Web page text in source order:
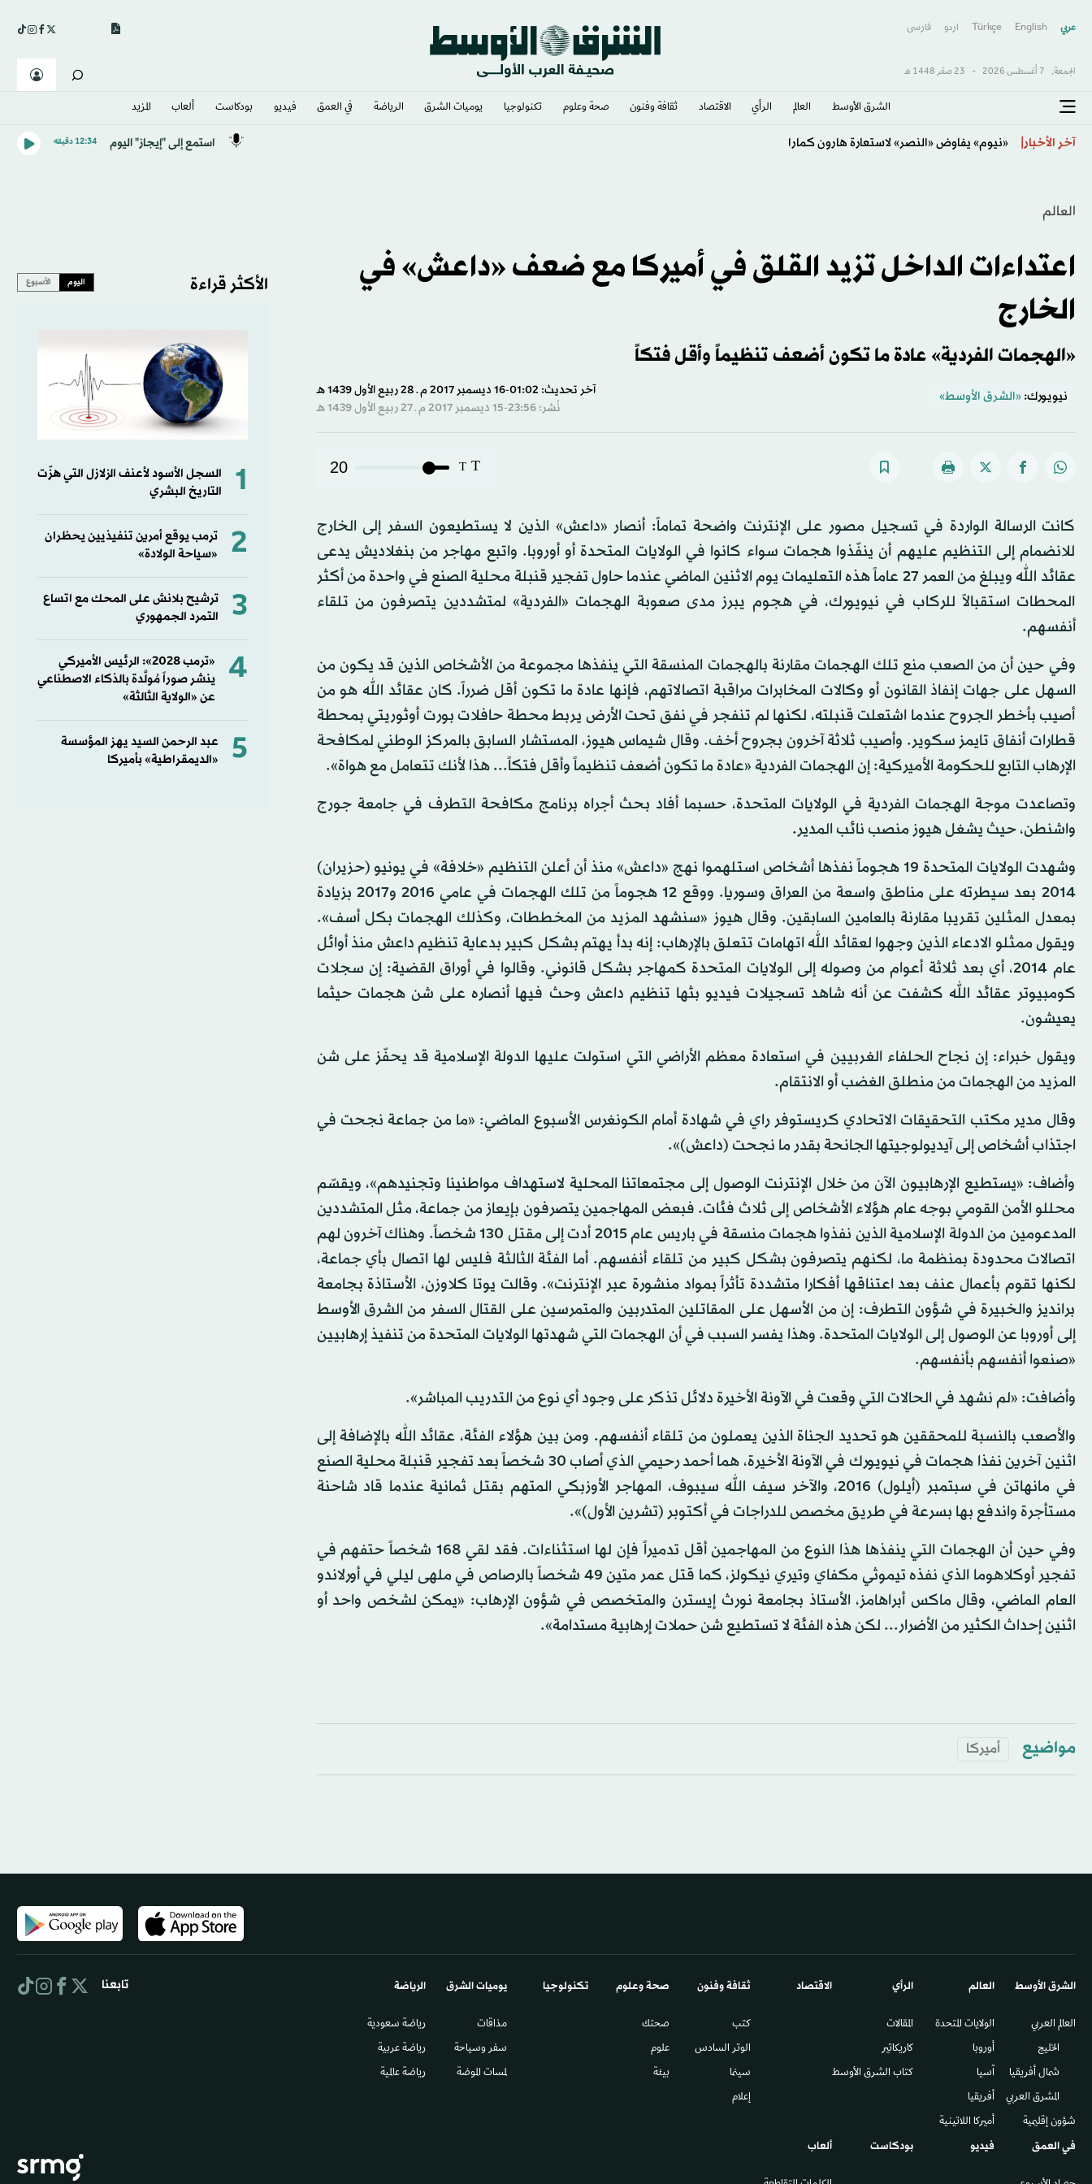
عربي English
Türkçe اردو فارسى
الجمعة, 7 أغسطس 2026 - 23 صفَر 1448 هـ
الشرق الأوسط​ العالم الرأي الاقتصاد ثقافة وفنون صحة وعلوم تكنولوجيا يوميات الشرق​ الرياضة في العمق فيديو بودكاست ألعاب المزيد
آخر الأخبار
وكيل أعمال خيسوس ينفي مفاوضات نابولي
استمع إلى "إيجاز" اليوم 12:34 دقيقه
العالم
اعتداءات الداخل تزيد القلق في أميركا مع ضعف «داعش» في
الخارج
«الهجمات الفردية» عادة ما تكون أضعف تنظيماً وأقل فتكاً
نيويورك: «الشرق الأوسط»
آخر تحديث: 01:02-16 ديسمبر 2017 م ـ 28 ربيع الأول 1439 هـ
نُشر: 23:56-15 ديسمبر 2017 م ـ 27 ربيع الأول 1439 هـ
T
T
20
كانت الرسالة الواردة في تسجيل مصور على الإنترنت واضحة تماماً: أنصار «داعش» الذين لا يستطيعون السفر إلى الخارج
للانضمام إلى التنظيم عليهم أن ينفّذوا هجمات سواء كانوا في الولايات المتحدة أو أوروبا. واتبع مهاجر من بنغلاديش يدعى
عقائد الله ويبلغ من العمر 27 عاماً هذه التعليمات يوم الاثنين الماضي عندما حاول تفجير قنبلة محلية الصنع في واحدة من أكثر
المحطات استقبالاً للركاب في نيويورك، في هجوم يبرز مدى صعوبة الهجمات «الفردية» لمتشددين يتصرفون من تلقاء
أنفسهم.
وفي حين أن من الصعب منع تلك الهجمات مقارنة بالهجمات المنسقة التي ينفذها مجموعة من الأشخاص الذين قد يكون من
السهل على جهات إنفاذ القانون أو وكالات المخابرات مراقبة اتصالاتهم، فإنها عادة ما تكون أقل ضرراً. كان عقائد الله هو من
أصيب بأخطر الجروح عندما اشتعلت قنبلته، لكنها لم تنفجر في نفق تحت الأرض يربط محطة حافلات بورت أوثوريتي بمحطة
قطارات أنفاق تايمز سكوير. وأصيب ثلاثة آخرون بجروح أخف. وقال شيماس هيوز، المستشار السابق بالمركز الوطني لمكافحة
الإرهاب التابع للحكومة الأميركية: إن الهجمات الفردية «عادة ما تكون أضعف تنظيماً وأقل فتكاً... هذا لأنك تتعامل مع هواة».
وتصاعدت موجة الهجمات الفردية في الولايات المتحدة، حسبما أفاد بحث أجراه برنامج مكافحة التطرف في جامعة جورج
واشنطن، حيث يشغل هيوز منصب نائب المدير.
وشهدت الولايات المتحدة 19 هجوماً نفذها أشخاص استلهموا نهج «داعش» منذ أن أعلن التنظيم «خلافة» في يونيو (حزيران)
2014 بعد سيطرته على مناطق واسعة من العراق وسوريا. ووقع 12 هجوماً من تلك الهجمات في عامي 2016 و2017 بزيادة
بمعدل المثلين تقريبا مقارنة بالعامين السابقين. وقال هيوز «سنشهد المزيد من المخططات، وكذلك الهجمات بكل أسف».
ويقول ممثلو الادعاء الذين وجهوا لعقائد الله اتهامات تتعلق بالإرهاب: إنه بدأ يهتم بشكل كبير بدعاية تنظيم داعش منذ أوائل
عام 2014، أي بعد ثلاثة أعوام من وصوله إلى الولايات المتحدة كمهاجر بشكل قانوني. وقالوا في أوراق القضية: إن سجلات
كومبيوتر عقائد الله كشفت عن أنه شاهد تسجيلات فيديو بثها تنظيم داعش وحث فيها أنصاره على شن هجمات حيثما
يعيشون.
ويقول خبراء: إن نجاح الحلفاء الغربيين في استعادة معظم الأراضي التي استولت عليها الدولة الإسلامية قد يحفّز على شن
المزيد من الهجمات من منطلق الغضب أو الانتقام.
وقال مدير مكتب التحقيقات الاتحادي كريستوفر راي في شهادة أمام الكونغرس الأسبوع الماضي: «ما من جماعة نجحت في
اجتذاب أشخاص إلى آيديولوجيتها الجانحة بقدر ما نجحت (داعش)».
وأضاف: «يستطيع الإرهابيون الآن من خلال الإنترنت الوصول إلى مجتمعاتنا المحلية لاستهداف مواطنينا وتجنيدهم»، ويقسّم
محللو الأمن القومي بوجه عام هؤلاء الأشخاص إلى ثلاث فئات. فبعض المهاجمين يتصرفون بإيعاز من جماعة، مثل المتشددين
المدعومين من الدولة الإسلامية الذين نفذوا هجمات منسقة في باريس عام 2015 أدت إلى مقتل 130 شخصاً. وهناك آخرون لهم
اتصالات محدودة بمنظمة ما، لكنهم يتصرفون بشكل كبير من تلقاء أنفسهم. أما الفئة الثالثة فليس لها اتصال بأي جماعة،
لكنها تقوم بأعمال عنف بعد اعتناقها أفكارا متشددة تأثراً بمواد منشورة عبر الإنترنت». وقالت يوتا كلاوزن، الأستاذة بجامعة
برانديز والخبيرة في شؤون التطرف: إن من الأسهل على المقاتلين المتدربين والمتمرسين على القتال السفر من الشرق الأوسط
إلى أوروبا عن الوصول إلى الولايات المتحدة. وهذا يفسر السبب في أن الهجمات التي شهدتها الولايات المتحدة من تنفيذ إرهابيين
«صنعوا أنفسهم بأنفسهم.
وأضافت: «لم نشهد في الحالات التي وقعت في الآونة الأخيرة دلائل تذكر على وجود أي نوع من التدريب المباشر».
والأصعب بالنسبة للمحققين هو تحديد الجناة الذين يعملون من تلقاء أنفسهم. ومن بين هؤلاء الفئة، عقائد الله بالإضافة إلى
اثنين آخرين نفذا هجمات في نيويورك في الآونة الأخيرة، هما أحمد رحيمي الذي أصاب 30 شخصاً بعد تفجير قنبلة محلية الصنع
في مانهاتن في سبتمبر (أيلول) 2016، والآخر سيف الله سيبوف، المهاجر الأوزبكي المتهم بقتل ثمانية عندما قاد شاحنة
مستأجرة واندفع بها بسرعة في طريق مخصص للدراجات في أكتوبر (تشرين الأول)».
وفي حين أن الهجمات التي ينفذها هذا النوع من المهاجمين أقل تدميراً فإن لها استثناءات. فقد لقي 168 شخصاً حتفهم في
تفجير أوكلاهوما الذي نفذه تيموثي مكفاي وتيري نيكولز، كما قتل عمر متين 49 شخصاً بالرصاص في ملهى ليلي في أورلاندو
العام الماضي، وقال ماكس أبراهامز، الأستاذ بجامعة نورث إيسترن والمتخصص في شؤون الإرهاب: «يمكن لشخص واحد أو
اثنين إحداث الكثير من الأضرار... لكن هذه الفئة لا تستطيع شن حملات إرهابية مستدامة».
مواضيع أميركا
الأكثر قراءة اليوم الأسبوع
1
السجل الأسود لأعنف الزلازل التي هزّت
التاريخ البشري
2
ترمب يوقع أمرين تنفيذيين يحظران
«سياحة الولادة»
3
ترشيح بلانش على المحك مع اتساع
التمرد الجمهوري
4
«ترمب 2028»: الرئيس الأميركي
ينشر صوراً مُولَّدة بالذكاء الاصطناعي
عن «الولاية الثالثة»
5
عبد الرحمن السيد يهز المؤسسة
«الديمقراطية» بأميركا
الشرق الأوسط​
العالم العربي
الخليج
شمال أفريقيا
المشرق العربي
شؤون إقليمية
العالم
الولايات المتحدة
أوروبا
آسيا
أفريقيا
أميركا اللاتينية
الرأي
المقالات
كاريكاتير
كتاب الشرق الأوسط
الاقتصاد ثقافة وفنون
كتب
الوتر السادس​
سينما
إعلام
صحة وعلوم
صحتك
علوم
بيئة
تكنولوجيا يوميات الشرق​
مذاقات
سفر وسياحة
لمسات الموضة
الرياضة
رياضة سعودية
رياضة عربية
رياضة عالمية
في العمق فيديو بودكاست ألعاب
تابعنا